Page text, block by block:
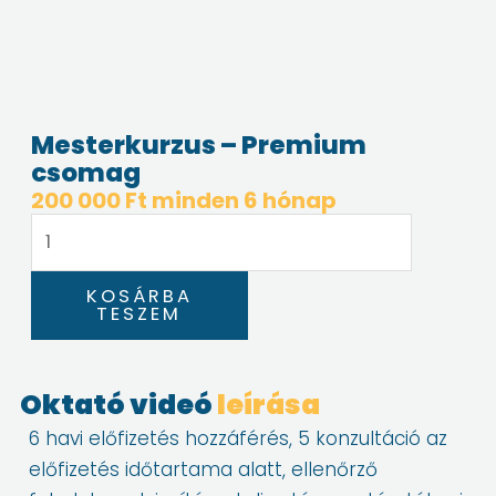
Mesterkurzus – Premium
csomag
200 000Ft minden 6 hónap
csomag
mennyiség
KOSÁRBA
TESZEM
Oktató videóleírása
6 havi előfizetés hozzáférés, 5 konzultáció az
előfizetés időtartama alatt, ellenőrző